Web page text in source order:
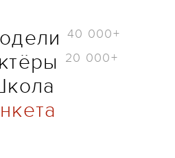
40 000+
20 000+